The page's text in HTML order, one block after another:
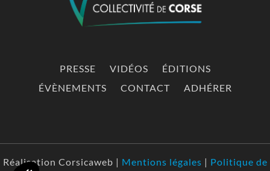
PRESSE VIDÉOS
ÉDITIONS
ÉVÈNEMENTS
CONTACT ADHÉRER
Réalisation Corsicaweb | Mentions légales | Politique de